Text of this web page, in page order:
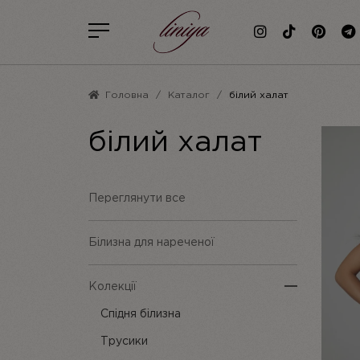
Головна Каталог білий халат
білий халат
Переглянути все
Білизна для нареченої
Колекції
Спідня білизна
Трусики